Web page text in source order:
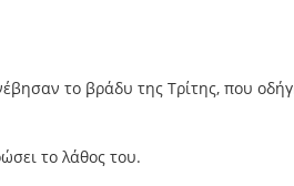
το βράδυ της Τρίτης, που
το λάθος του.